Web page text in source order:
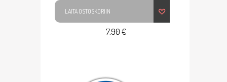
LAITA OSTOSKORIIN
7,90 €